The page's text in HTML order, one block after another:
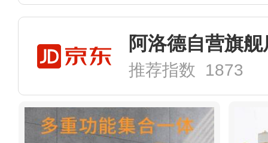
阿洛德自营旗舰
推荐指数 1873